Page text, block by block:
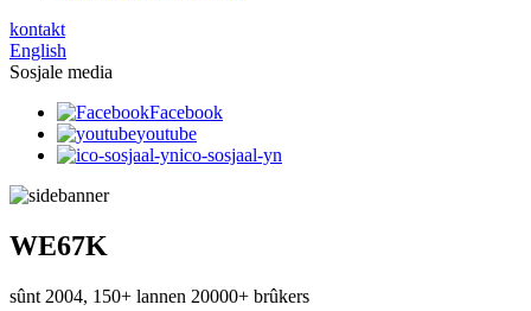
kontakt
English
Sosjale media
Facebook
youtube
ico-sosjaal-yn
WE67K
sûnt 2004, 150+ lannen 20000+ brûkers